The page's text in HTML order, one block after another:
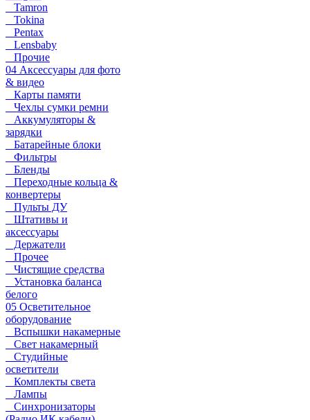
Tamron
Tokina
Pentax
Lensbaby
Прочие
04 Аксессуары для фото
& видео
Карты памяти
Чехлы сумки ремни
Аккумуляторы &
зарядки
Батарейные блоки
Фильтры
Бленды
Переходные кольца &
конвертеры
Пульты ДУ
Штативы и
аксессуары
Держатели
Прочее
Чистящие средства
Установка баланса
белого
05 Осветительное
оборудование
Вспышки накамерные
Свет накамерный
Студийные
осветители
Комплекты света
Лампы
Синхронизаторы